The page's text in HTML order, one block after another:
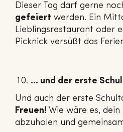
Dieser Tag darf gerne
gefeiert werden. Ein
Lieblingsrestaurant oder
Picknick versüßt das
… und der erste
Und auch der erste
Freuen! Wie wäre es, dein
abzuholen und